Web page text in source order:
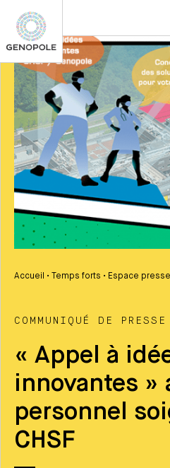
Accueil • Temps forts • Espace presse
COMMUNIQUÉ DE PRESSE
« Appel à
innovantes »
personnel
CHSF